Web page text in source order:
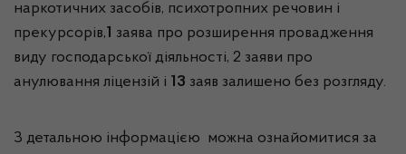
наркотичних засобів, психотропних речовин і
прекурсорів,1 заява про розширення провадження
виду господарської діяльності, 2 заяви про
анулювання ліцензій і 13 заяв залишено без розгляду.
З детальною інформацією можна ознайомитися за